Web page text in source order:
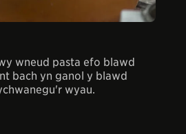
wneud pasta efo blawd
bach yn ganol y blawd
wyau.